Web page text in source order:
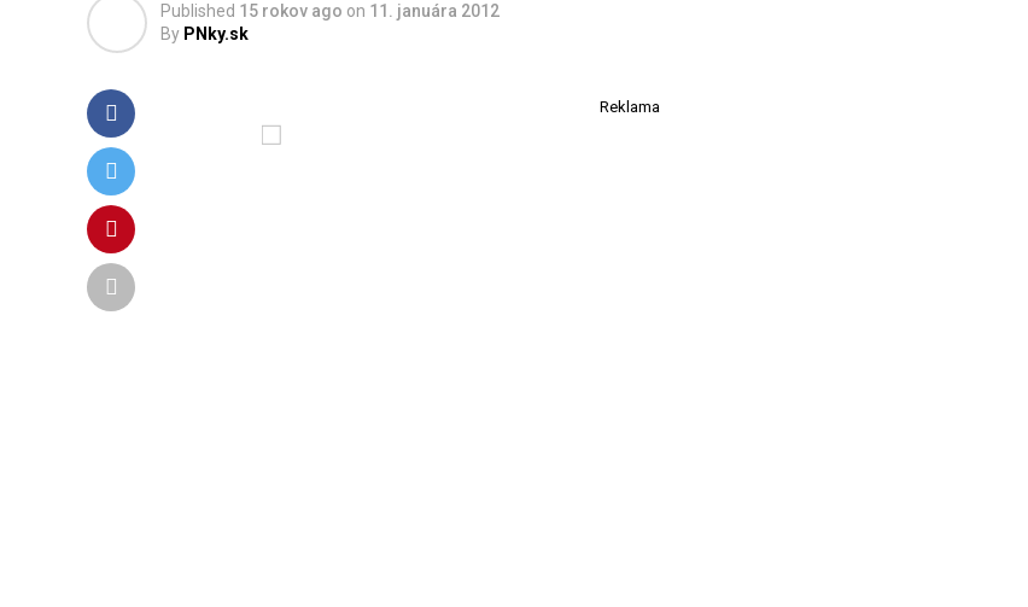
Published 15 rokov ago on 11. januára 2012
By PNky.sk
Reklama